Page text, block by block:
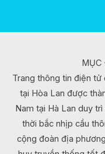
MỤC
Trang thông tin điện
tại Hòa Lan được
Nam tại Hà Lan duy
thời bắc nhịp cầu
cộng đoàn địa